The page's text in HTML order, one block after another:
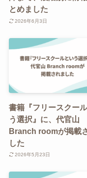
とめました
2026年6月3日
書籍『フリースクー
う選択』に、代官山
Branch roomが掲載
した
2026年5月23日